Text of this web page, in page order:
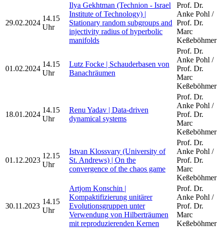
29.02.2024
14.15
Uhr
Ilya Gekhtman (Technion - Israel
Institute of Technology) |
Stationary random subgroups and
injectivity radius of hyperbolic
manifolds
Prof. Dr.
Anke Pohl /
Prof. Dr.
Marc
Keßeböhmer
01.02.2024
14.15
Uhr
Lutz Focke | Schauderbasen von
Banachräumen
Prof. Dr.
Anke Pohl /
Prof. Dr.
Marc
Keßeböhmer
18.01.2024
14.15
Uhr
Renu Yadav | Data-driven
dynamical systems
Prof. Dr.
Anke Pohl /
Prof. Dr.
Marc
Keßeböhmer
01.12.2023
12.15
Uhr
Istvan Klossvary (University of
St. Andrews) | On the
convergence of the chaos game
Prof. Dr.
Anke Pohl /
Prof. Dr.
Marc
Keßeböhmer
30.11.2023
14.15
Uhr
Artjom Konschin |
Kompaktifizierung unitärer
Evolutionsgruppen unter
Verwendung von Hilberträumen
mit reproduzierenden Kernen
Prof. Dr.
Anke Pohl /
Prof. Dr.
Marc
Keßeböhmer